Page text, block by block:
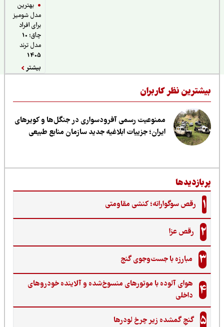
بهترین
مدل شومیز
برای افراد
چاق؛ 10
مدل ترند
نظر کاربران
ممنوعیت رسمی آفرودسواری در جنگل‌ها و کویرهای
ایران؛ جزییات ابلاغیه جدید سازمان منابع طبیعی
رقص سوگوارانه؛ کنشی مقاومتی
رقص عزا
مبارزه با جست‌وجوی گنج‌
هوای آلوده با موتورهای منسوخ‌شده و آلاینده خودروهای
داخلی
گنجِ گمشده زیر چرخ لودرها